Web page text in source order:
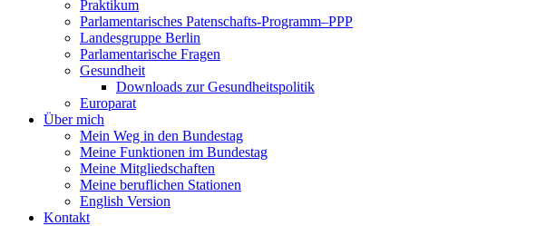
Praktikum
Parlamentarisches Patenschafts-Programm–PPP
Landesgruppe Berlin
Parlamentarische Fragen
Gesundheit
Downloads zur Gesundheitspolitik
Europarat
Über mich
Mein Weg in den Bundestag
Meine Funktionen im Bundestag
Meine Mitgliedschaften
Meine beruflichen Stationen
English Version
Kontakt